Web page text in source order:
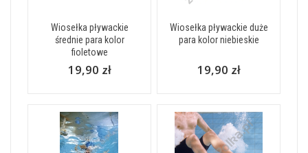
Wiosełka pływackie
średnie para kolor
fioletowe
19,90 zł
Wiosełka pływackie duże
para kolor niebieskie
19,90 zł